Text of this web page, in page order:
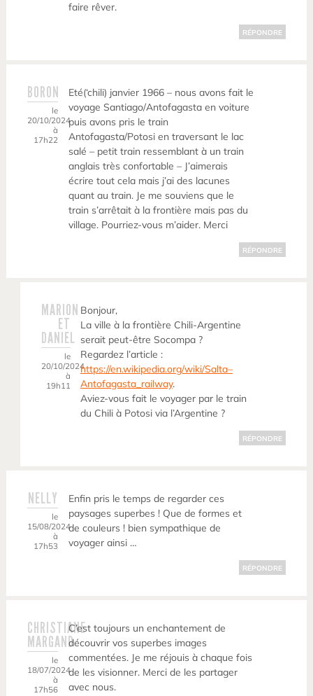
faire rêver.
RÉPONDRE
BORON
le
20/10/2024
à
17h22
Eté(‘chili) janvier 1966 – nous avons fait le
voyage Santiago/Antofagasta en voiture
puis avons pris le train
Antofagasta/Potosi en traversant le lac
salé – petit train ressemblant à un train
anglais très confortable – J’aimerais
écrire tout cela mais j’ai des lacunes
quant au train. Je me souviens que le
train s’arrêtait à la frontière mais pas du
village. Pourriez-vous m’aider. Merci
RÉPONDRE
MARION
ET
DANIEL
le
20/10/2024
à
19h11
Bonjour,
La ville à la frontière Chili-Argentine
serait peut-être Socompa ?
Regardez l’article :
https://en.wikipedia.org/wiki/Salta–
Antofagasta_railway.
Aviez-vous fait le voyager par le train
du Chili à Potosi via l’Argentine ?
RÉPONDRE
NELLY
le
15/08/2024
à
17h53
Enfin pris le temps de regarder ces
paysages superbes ! Que de formes et
de couleurs ! bien sympathique de
voyager ainsi …
RÉPONDRE
CHRISTIANE
MARGAND
le
18/07/2024
à
17h56
C’est toujours un enchantement de
découvrir vos superbes images
commentées. Je me réjouis à chaque fois
de les visionner. Merci de les partager
avec nous.